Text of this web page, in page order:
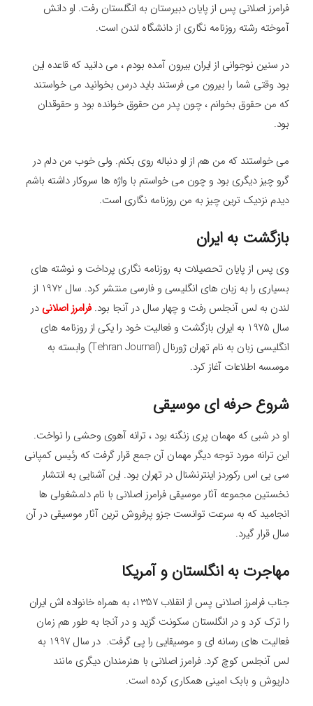
فرامرز اصلانی پس از پایان دبیرستان به انگلستان رفت. او دانش
آموخته رشته روزنامه نگاری از دانشگاه لندن است.
در سنین نوجوانی از ایران بیرون آمده بودم ، می دانید که قاعده این
بود وقتی شما را بیرون می فرستند باید درس بخوانید می خواستند
که من حقوق بخوانم ، چون پدر من حقوق خوانده بود و حقوقدان
بود.
می خواستند که من هم از او دنباله روی بکنم. ولی خوب من دلم در
گرو چیز دیگری بود و چون می خواستم با واژه ها سروکار داشته باشم
دیدم نزدیک ترین چیز به من روزنامه نگاری است.
بازگشت به ایران
وی پس از پایان تحصیلات به روزنامه نگاری پرداخت و نوشته های
بسیاری را به زبان های انگلیسی و فارسی منتشر کرد. سال 1972 از
لندن به لس آنجلس رفت و چهار سال در آنجا بود.فرامرز اصلانی در
سال 1975 به ایران بازگشت و فعالیت خود را یکی از روزنامه های
انگلیسی زبان به نام تهران ژورنال (Tehran Journal) وابسته به
موسسه اطلاعات آغاز کرد.
شروع حرفه ای موسیقی
او در شبی که مهمان پری زنگنه بود ، ترانه آهوی وحشی را نواخت.
این ترانه مورد توجه دیگر مهمان آن جمع قرار گرفت که رئیس کمپانی
سی بی اس رکوردز اینترنشنال در تهران بود. این آشنایی به انتشار
نخستین مجموعه آثار موسیقی فرامرز اصلانی با نام دلمشغولی ها
انجامید که به سرعت توانست جزو پرفروش ترین آثار موسیقی در آن
سال قرار گیرد.
مهاجرت به انگلستان و آمریکا
جناب فرامرز اصلانی پس از انقلاب 1357، به همراه خانواده اش ایران
را ترک کرد و در انگلستان سکونت گزید و در آنجا به طور هم زمان
فعالیت های رسانه ای و موسیقایی را پی گرفت. در سال 1997 به
لس آنجلس کوچ کرد. فرامرز اصلانی با هنرمندان دیگری مانند
داریوش و بابک امینی همکاری کرده است.